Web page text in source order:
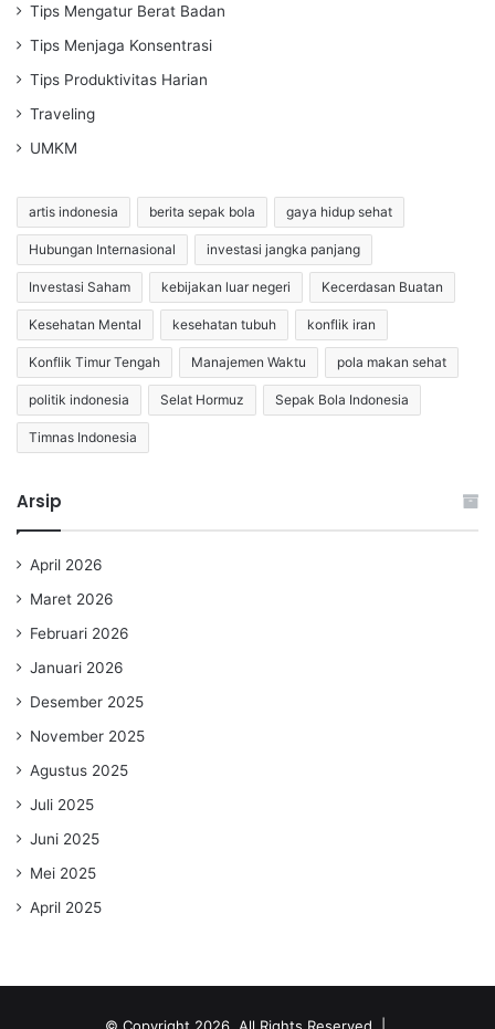
Tips Mengatur Berat Badan
Tips Menjaga Konsentrasi
Tips Produktivitas Harian
Traveling
UMKM
artis indonesia berita sepak bola gaya hidup sehat
Hubungan Internasional investasi jangka panjang
Investasi Saham kebijakan luar negeri Kecerdasan Buatan
Kesehatan Mental kesehatan tubuh konflik iran
Konflik Timur Tengah Manajemen Waktu pola makan sehat
politik indonesia Selat Hormuz Sepak Bola Indonesia
Timnas Indonesia
Arsip
April 2026
Maret 2026
Februari 2026
Januari 2026
Desember 2025
November 2025
Agustus 2025
Juli 2025
Juni 2025
Mei 2025
April 2025